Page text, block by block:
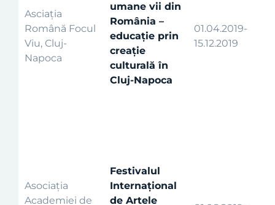
Asciația
Română Focul
Viu, Cluj-
Napoca
umane vii din
România –
educație prin
creație
culturală în
Cluj-Napoca
01.04.2019-
15.12.2019
Asociația
Academiei de
Festivalul
Internațional
de Artele